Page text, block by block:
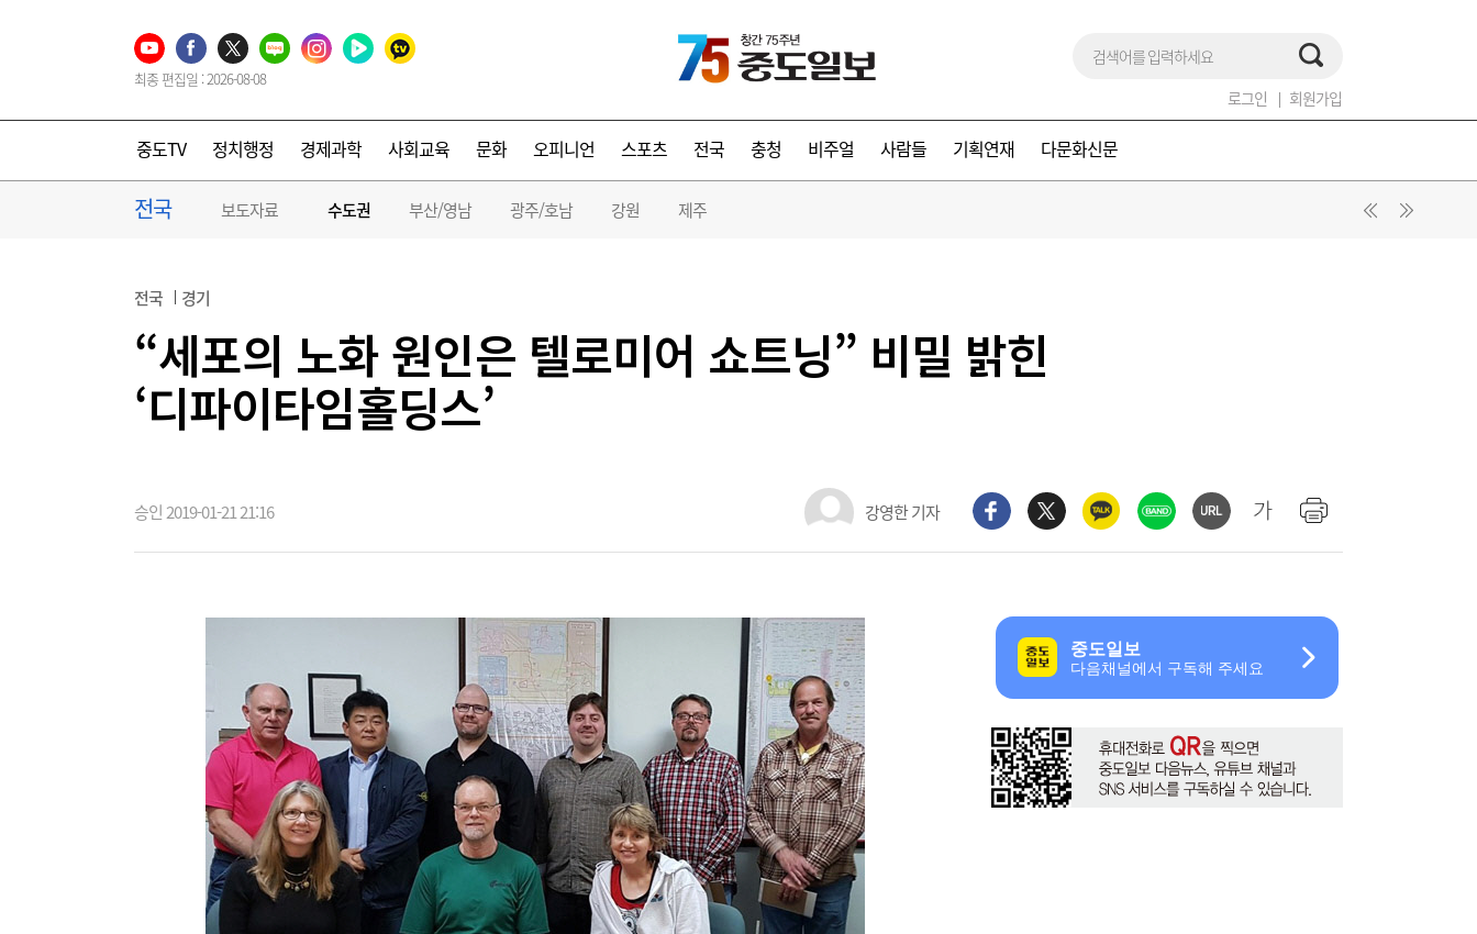
최종 편집일 : 2026-08-08
로그인 회원가입
중도TV 정치행정 경제과학 사회교육 문화 오피니언 스포츠 전국 충청 비주얼 사람들 기획연재 다문화신문
전국 보도자료 수도권 부산/영남 광주/호남 강원 제주
전국 경기
“세포의 노화 원인은 텔로미어 쇼트닝” 비밀 밝힌
‘디파이타임홀딩스’
승인 2019-01-21 21:16 강영한 기자